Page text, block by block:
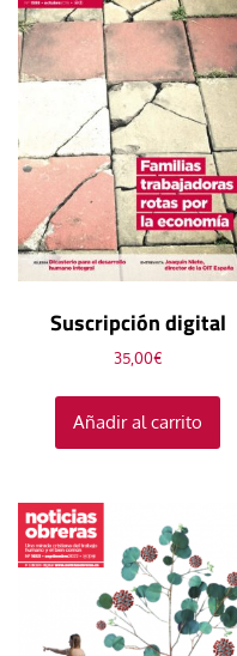
Suscripción digital
35,00€
Añadir al carrito